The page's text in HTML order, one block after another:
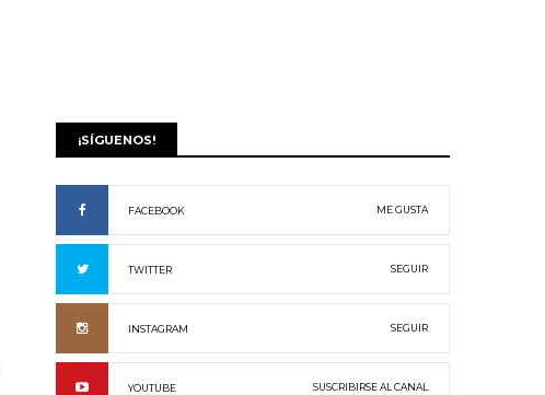
¡SÍGUENOS!
FACEBOOK ME GUSTA
TWITTER SEGUIR
INSTAGRAM SEGUIR
YOUTUBE SUSCRIBIRSE AL CANAL